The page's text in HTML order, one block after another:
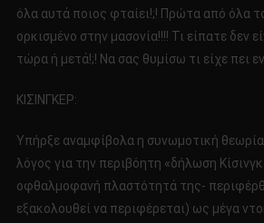
όλα αυτά ποιος φταίει!;! Πρώτα από όλα
ορκισμένο στην μασονία!!!! Τι είπατε δεν
τώρα ή μετά!;! Να σας θυμίσω τι είχε πει
ΚΙΣΙΝΓΚΕΡ:
Υπήρξε αναμφίβολα η συνωμοτική
λόγος για την περιβόητη «δήλωση
οφθαλμοφανή πλαστότητά της-
εξακολουθεί να περιφέρεται) ως μέγα